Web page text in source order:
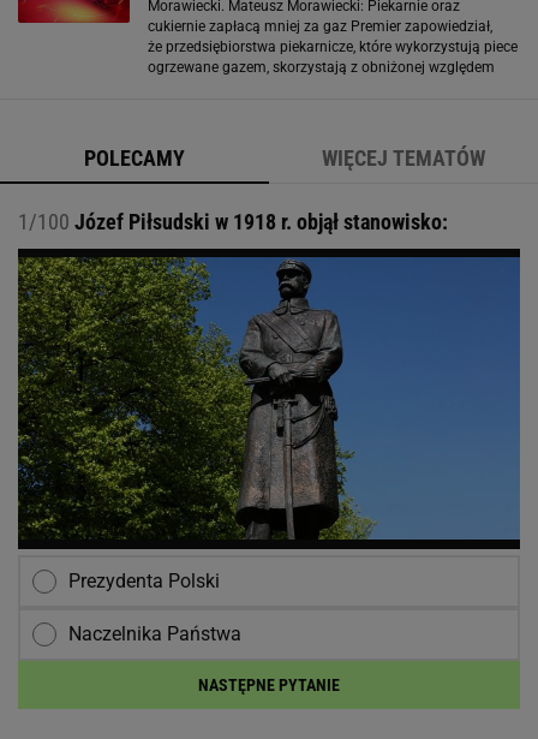
Morawiecki. Mateusz Morawiecki: Piekarnie oraz
cukiernie zapłacą mniej za gaz Premier zapowiedział,
że przedsiębiorstwa piekarnicze, które wykorzystują piece
ogrzewane gazem, skorzystają z obniżonej względem
POLECAMY WIĘCEJ TEMATÓW
1/100 Józef Piłsudski w 1918 r. objął stanowisko:
Prezydenta Polski
Naczelnika Państwa
NASTĘPNE PYTANIE